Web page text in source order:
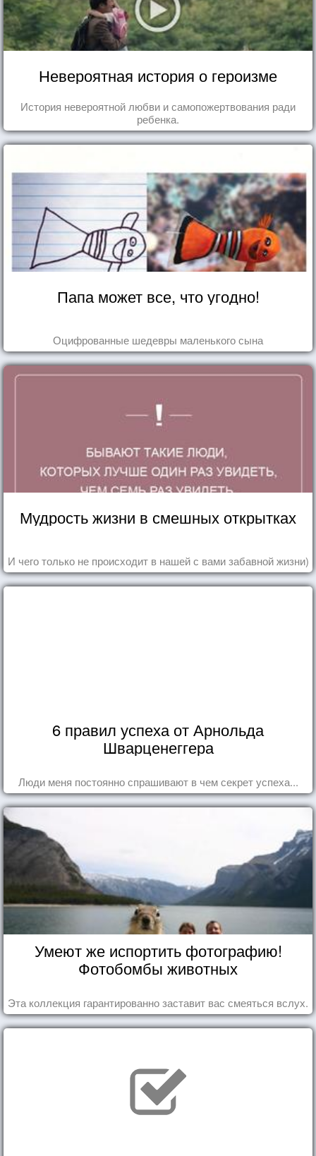
Невероятная история о героизме
История невероятной любви и самопожертвования ради
ребенка.
Папа может все, что угодно!
Оцифрованные шедевры маленького сына
Мудрость жизни в смешных открытках
И чего только не происходит в нашей с вами забавной жизни)
6 правил успеха от Арнольда
Шварценеггера
Люди меня постоянно спрашивают в чем секрет успеха...
Умеют же испортить фотографию!
Фотобомбы животных
Эта коллекция гарантированно заставит вас смеяться вслух.